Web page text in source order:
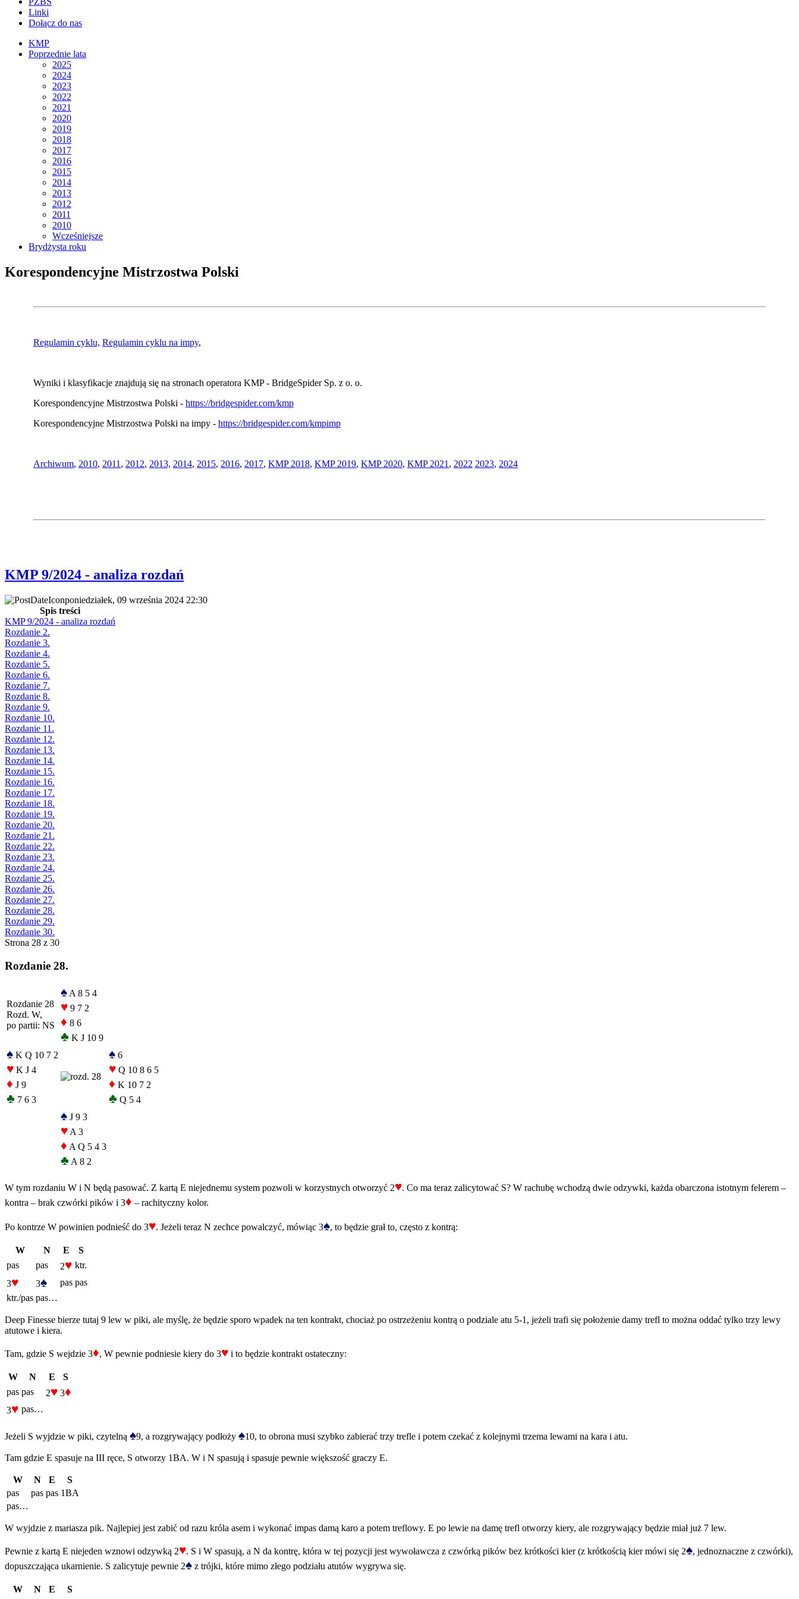
Linki
Dołącz do nas
KMP
Poprzednie lata
2025
2024
2023
2022
2021
2020
2019
2018
2017
2016
2015
2014
2013
2012
2011
2010
Wcześniejsze
Brydżysta roku
Korespondencyjne Mistrzostwa Polski
Regulamin cyklu, Regulamin cyklu na impy,
Wyniki i klasyfikacje znajdują się na stronach operatora KMP - BridgeSpider Sp. z o. o.
Korespondencyjne Mistrzostwa Polski - https://bridgespider.com/kmp
Korespondencyjne Mistrzostwa Polski na impy - https://bridgespider.com/kmpimp
Archiwum, 2010, 2011 , 2012, 2013, 2014, 2015, 2016, 2017, KMP 2018, KMP 2019, KMP 2020, KMP 2021 , 2022 2023, 2024
KMP 9/2024 - analiza rozdań
poniedziałek, 09 września 2024 22:30
Spis treści
KMP 9/2024 - analiza rozdań
Rozdanie 2.
Rozdanie 3.
Rozdanie 4.
Rozdanie 5.
Rozdanie 6.
Rozdanie 7.
Rozdanie 8.
Rozdanie 9.
Rozdanie 10.
Rozdanie 11.
Rozdanie 12.
Rozdanie 13.
Rozdanie 14.
Rozdanie 15.
Rozdanie 16.
Rozdanie 17.
Rozdanie 18.
Rozdanie 19.
Rozdanie 20.
Rozdanie 21.
Rozdanie 22.
Rozdanie 23.
Rozdanie 24.
Rozdanie 25.
Rozdanie 26.
Rozdanie 27.
Rozdanie 28.
Rozdanie 29.
Rozdanie 30.
Strona 28 z 30
Rozdanie 28.
Rozdanie 28
Rozd. W,
po partii: NS
♠ A 8 5 4
♥ 9 7 2
♦ 8 6
♣ K J 10 9
♠ K Q 10 7 2
♥ K J 4
♦ J 9
♣ 7 6 3
♠ 6
♥ Q 10 8 6 5
♦ K 10 7 2
♣ Q 5 4
♠ J 9 3
♥ A 3
♦ A Q 5 4 3
♣ A 8 2
W tym rozdaniu W i N będą pasować. Z kartą E niejednemu system pozwoli w korzystnych otworzyć 2♥. Co ma teraz zalicytować S? W rachubę wchodzą dwie odzywki, każda obarczona istotnym felerem –
kontra – brak czwórki pików i 3♦ – rachityczny kolor.
Po kontrze W powinien podnieść do 3♥. Jeżeli teraz N zechce powalczyć, mówiąc 3♠, to będzie grał to, często z kontrą:
W N E
S
pas
pas 2♥ ktr.
3♥ 3♠ pas pas
ktr./pas pas…
Deep Finesse bierze tutaj 9 lew w piki, ale myślę, że będzie sporo wpadek na ten kontrakt, chociaż po ostrzeżeniu kontrą o podziale atu 5-1, jeżeli trafi się położenie damy trefl to można oddać tylko trzy lewy
atutowe i kiera.
Tam, gdzie S wejdzie 3♦, W pewnie podniesie kiery do 3♥ i to będzie kontrakt ostateczny:
W N E
S
pas pas 2♥ 3♦
3♥ pas…
Jeżeli S wyjdzie w piki, czytelną ♠9, a rozgrywający podłoży ♠10, to obrona musi szybko zabierać trzy trefle i potem czekać z kolejnymi trzema lewami na kara i atu.
Tam gdzie E spasuje na III ręce, S otworzy 1BA. W i N spasują i spasuje pewnie większość graczy E.
W N E
S
pas
pas pas 1BA
pas…
W wyjdzie z mariasza pik. Najlepiej jest zabić od razu króla asem i wykonać impas damą karo a potem treflowy. E po lewie na damę trefl otworzy kiery, ale rozgrywający będzie miał już 7 lew.
Pewnie z kartą E niejeden wznowi odzywką 2♥. S i W spasują, a N da kontrę, która w tej pozycji jest wywoławcza z czwórką pików bez krótkości kier (z krótkością kier mówi się 2♠, jednoznaczne z czwórki),
dopuszczająca ukarnienie. S zalicytuje pewnie 2♠ z trójki, które mimo złego podziału atutów wygrywa się.
W N E
S